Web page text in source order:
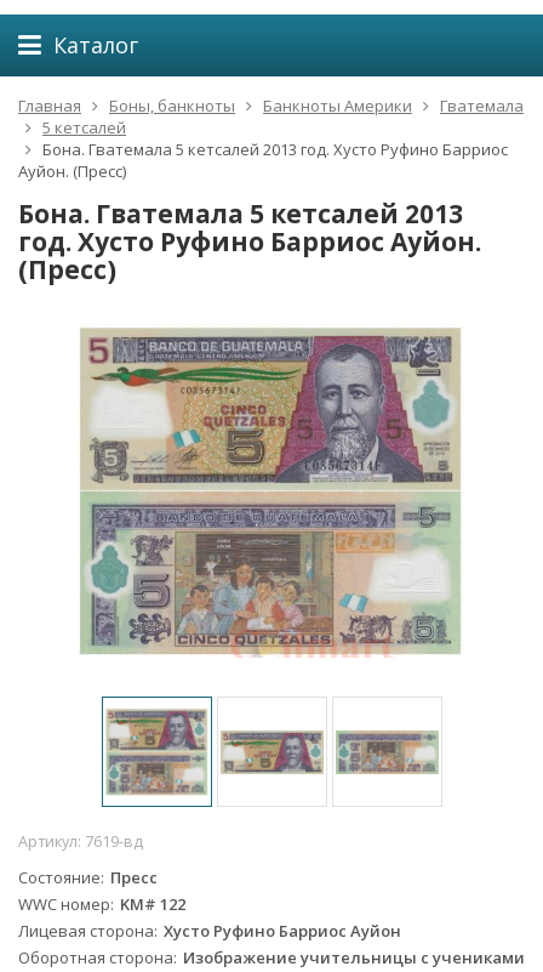
Каталог
Главная Боны, банкноты Банкноты Америки
Гватемала
5 кетсалей
Бона. Гватемала 5 кетсалей 2013 год. Хусто Руфино Барриос
Ауйон. (Пресс)
Бона. Гватемала 5 кетсалей 2013
год. Хусто Руфино Барриос Ауйон.
(Пресс)
Артикул: 7619-вд
Состояние Пресс
WWC номер KM# 122
Лицевая сторона Хусто Руфино Барриос Ауйон
Оборотная сторона Изображение учительницы с учениками